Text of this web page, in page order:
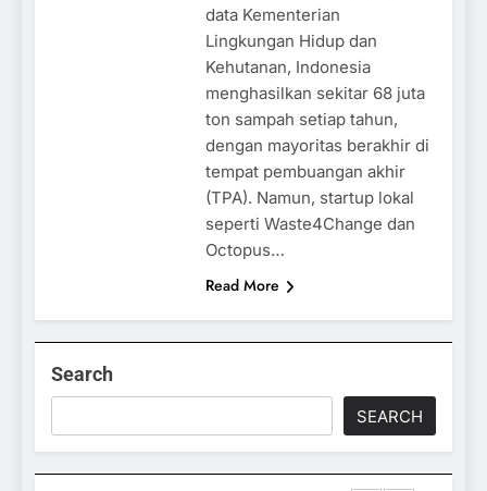
data Kementerian
Lingkungan Hidup dan
Kehutanan, Indonesia
menghasilkan sekitar 68 juta
ton sampah setiap tahun,
dengan mayoritas berakhir di
tempat pembuangan akhir
(TPA). Namun, startup lokal
seperti Waste4Change dan
Octopus…
Read More
Search
SEARCH